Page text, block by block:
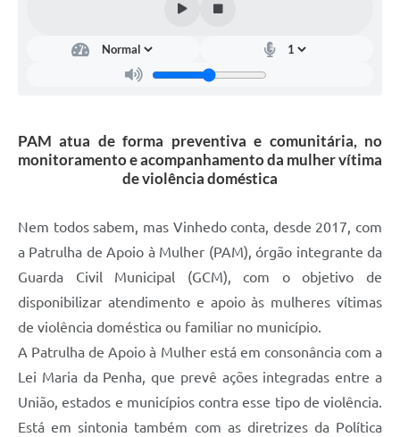
Listagem dos CEPs de Vinhedo
Acesso à Informação
Associação dos Servidores Públicos Municipais de
Audiências Públicas
Arquivos para Download
Galeria de Vídeos
PAM atua de forma preventiva e comunitária, no
monitoramento e acompanhamento da mulher vítima
de violência doméstica
Nem todos sabem, mas Vinhedo conta, desde 2017, com
a Patrulha de Apoio à Mulher (PAM), órgão integrante da
Guarda Civil Municipal (GCM), com o objetivo de
disponibilizar atendimento e apoio às mulheres vítimas
de violência doméstica ou familiar no município.
A Patrulha de Apoio à Mulher está em consonância com a
Lei Maria da Penha, que prevê ações integradas entre a
União, estados e municípios contra esse tipo de violência.
Está em sintonia também com as diretrizes da Política